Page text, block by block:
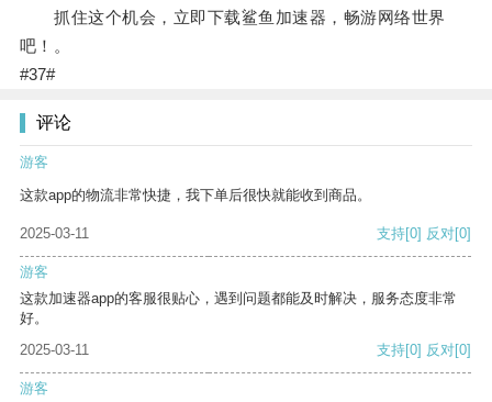
抓住这个机会，立即下载鲨鱼加速器，畅游网络世界
吧！。
#37#
评论
游客
这款app的物流非常快捷，我下单后很快就能收到商品。
2025-03-11 支持[0] 反对[0]
游客
这款加速器app的客服很贴心，遇到问题都能及时解决，服务态度非常
好。
2025-03-11
支持[0] 反对[0]
游客